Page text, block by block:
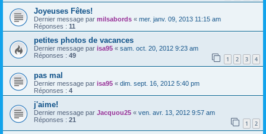
Joyeuses Fêtes!
Dernier message par milsabords « mer. janv. 09, 2013 11:15 am
Réponses : 11
petites photos de vacances
Dernier message par isa95 « sam. oct. 20, 2012 9:23 am
Réponses : 49 1 2 3 4
pas mal
Dernier message par isa95 « dim. sept. 16, 2012 5:40 pm
Réponses : 4
j'aime!
Dernier message par Jacquou25 « ven. avr. 13, 2012 9:57 am
Réponses : 21 1 2